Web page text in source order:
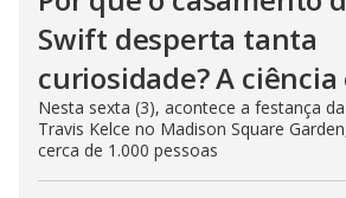
Swift desperta tanta
curiosidade? A ciência
Nesta sexta (3), acontece a festança
Travis Kelce no Madison Square
cerca de 1.000 pessoas